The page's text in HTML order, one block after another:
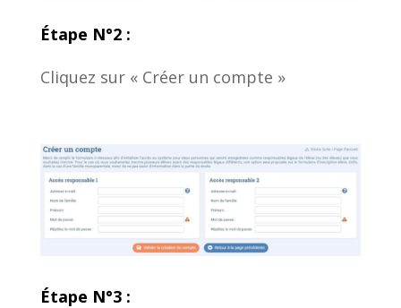
Étape N°2 :
Cliquez sur « Créer un compte »
Étape N°3 :